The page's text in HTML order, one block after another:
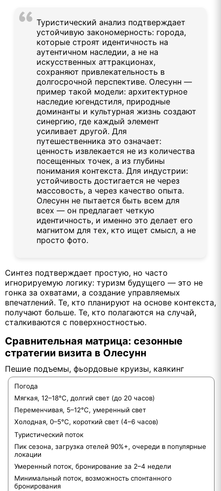
Туристический анализ подтверждает
устойчивую закономерность: города,
которые строят идентичность на
аутентичном наследии, а не на
искусственных аттракционах,
сохраняют привлекательность в
долгосрочной перспективе. Олесунн —
пример такой модели: архитектурное
наследие югендстиля, природные
доминанты и культурная жизнь создают
синергию, где каждый элемент
усиливает другой. Для
путешественника это означает:
ценность извлекается не из количества
посещенных точек, а из глубины
понимания контекста. Для индустрии:
устойчивость достигается не через
массовость, а через качество опыта.
Олесунн не пытается быть всем для
всех — он предлагает четкую
идентичность, и именно это делает его
магнитом для тех, кто ищет смысл, а не
просто фото.
Синтез подтверждает простую, но часто
игнорируемую логику: туризм будущего — это не
гонка за охватами, а создание управляемых
впечатлений. Те, кто планируют на основе контекста,
получают больше. Те, кто полагаются на случай,
сталкиваются с поверхностностью.
Сравнительная матрица: сезонные
стратегии визита в Олесунн
Пешие подъемы, фьордовые круизы, каякинг
Погода
Мягкая, 12–18°C, долгий свет (до 20 часов)
Переменчивая, 5–12°C, умеренный свет
Холодная, 0–5°C, короткий свет (4–6 часов)
Туристический поток
Пик сезона, загрузка отелей 90%+, очереди в популярные
локации
Умеренный поток, бронирование за 2–4 недели
Минимальный поток, возможность спонтанного
бронирования